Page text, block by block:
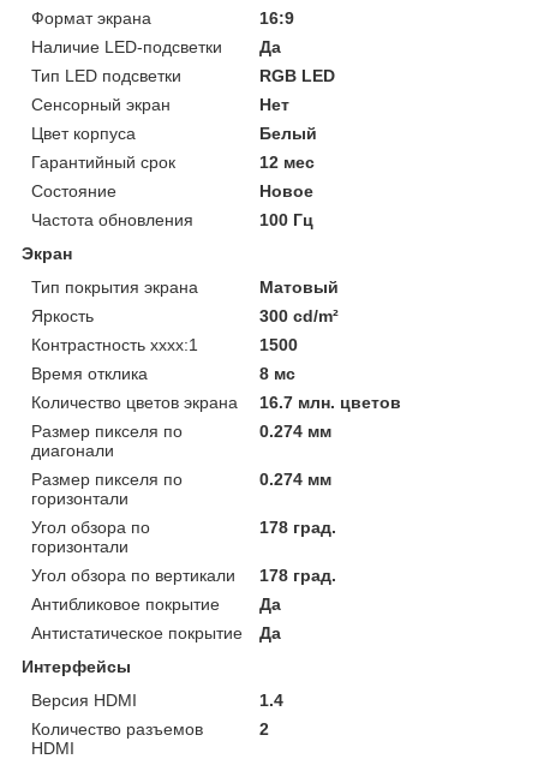
Формат экрана
16:9
Наличие LED-подсветки
Да
Тип LED подсветки
RGB LED
Сенсорный экран
Нет
Цвет корпуса
Белый
Гарантийный срок
12 мес
Состояние
Новое
Частота обновления
100 Гц
Экран
Тип покрытия экрана
Матовый
Яркость
300 cd/m²
Контрастность хххх:1
1500
Время отклика
8 мс
Количество цветов экрана
16.7 млн. цветов
Размер пикселя по
диагонали
0.274 мм
Размер пикселя по
горизонтали
0.274 мм
Угол обзора по
горизонтали
178 град.
Угол обзора по вертикали
178 град.
Антибликовое покрытие
Да
Антистатическое покрытие
Да
Интерфейсы
Версия HDMI
1.4
Количество разъемов
HDMI
2